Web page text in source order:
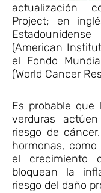
actualización
Project; en
(American
el Fondo
(World Cancer
Es probable
verduras
riesgo de
hormonas,
el crecimiento
bloquean la
riesgo del daño